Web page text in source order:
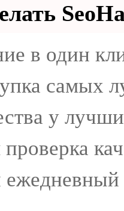
в один
самых
у
ежедневный